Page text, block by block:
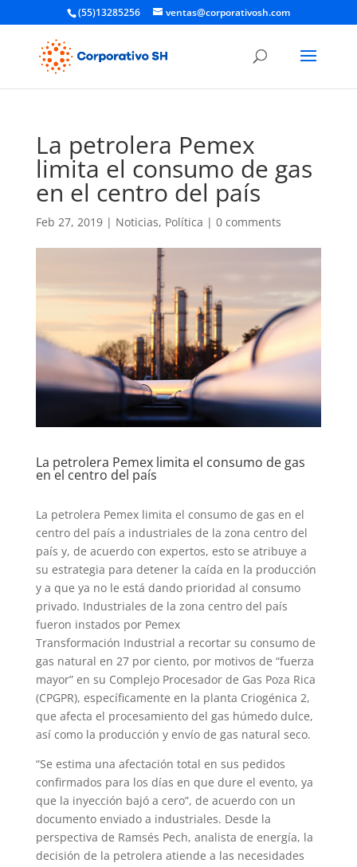
(55)13285256 ventas@corporativosh.com
La petrolera Pemex
limita el consumo de gas
en el centro del país
Feb 27, 2019| Noticias, Política | 0 comments
La petrolera Pemex limita el consumo de gas
en el centro del país
La petrolera Pemex limita el consumo de gas en el
centro del país a industriales de la zona centro del
país y, de acuerdo con expertos, esto se atribuye a
su estrategia para detener la caída en la producción
y a que ya no le está dando prioridad al consumo
privado. Industriales de la zona centro del país
fueron instados por Pemex
Transformación Industrial a recortar su consumo de
gas natural en 27 por ciento, por motivos de “fuerza
mayor” en su Complejo Procesador de Gas Poza Rica
(CPGPR), específicamente en la planta Criogénica 2,
que afecta el procesamiento del gas húmedo dulce,
así como la producción y envío de gas natural seco.
“Se estima una afectación total en sus pedidos
confirmados para los días en que dure el evento, ya
que la inyección bajó a cero”, de acuerdo con un
documento enviado a industriales. Desde la
perspectiva de Ramsés Pech, analista de energía, la
decisión de la petrolera atiende a las necesidades